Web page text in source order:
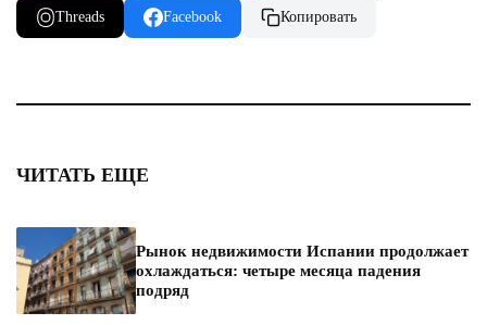
Threads Facebook Копировать
ЧИТАТЬ ЕЩЕ
Рынок недвижимости Испании продолжает
охлаждаться: четыре месяца падения
подряд